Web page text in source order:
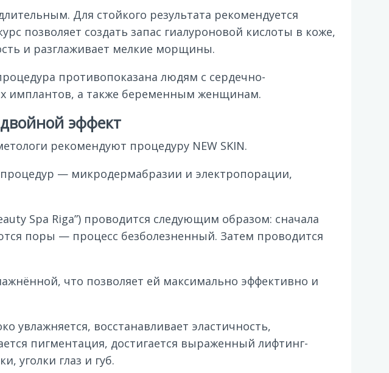
Для стойкого результата рекомендуется
позволяет создать запас гиалуроновой кислоты в коже,
и разглаживает мелкие морщины.
противопоказана людям с сердечно-
имплантов, а также беременным женщинам.
эффект
рекомендуют процедуру NEW SKIN.
— микродермабразии и электропорации,
Spa Riga”) проводится следующим образом: сначала
поры — процесс безболезненный. Затем проводится
что позволяет ей максимально эффективно и
увлажняется, восстанавливает эластичность,
пигментация, достигается выраженный лифтинг-
уголки глаз и губ.